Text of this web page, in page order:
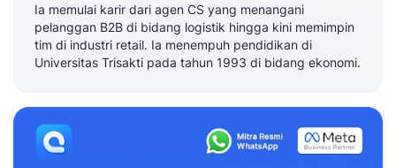
Ia memulai karir dari agen CS yang menangani
pelanggan B2B di bidang logistik hingga kini memimpin
tim di industri retail. Ia menempuh pendidikan di
Universitas Trisakti pada tahun 1993 di bidang ekonomi.